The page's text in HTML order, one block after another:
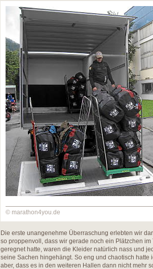
© marathon4you.de
Die erste unangenehme Überraschung erlebten wir
so proppenvoll, dass wir gerade noch ein Plätzchen
geregnet hatte, waren die Kleider natürlich nass und
seine Sachen hingehängt. So eng und chaotisch hatte
aber, dass es in den weiteren Hallen dann nicht mehr